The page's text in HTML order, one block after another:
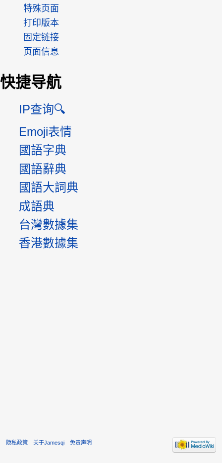
特殊页面
打印版本
固定链接
页面信息
快捷导航
IP查询🔍
Emoji表情
國語字典
國語辭典
國語大詞典
成語典
台灣數據集
香港數據集
隐私政策 关于Jamesqi 免责声明